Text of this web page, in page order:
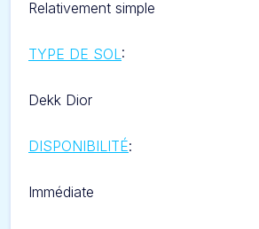
Relativement simple
TYPE DE SOL:
Dekk Dior
DISPONIBILITÉ:
Immédiate